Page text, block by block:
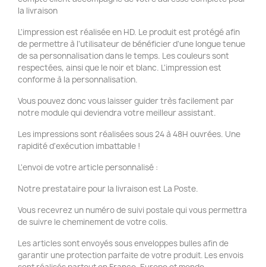
la livraison
L'impression est réalisée en HD. Le produit est protégé afin
de permettre à l'utilisateur de bénéficier d'une longue tenue
de sa personnalisation dans le temps. Les couleurs sont
respectées, ainsi que le noir et blanc. L'impression est
conforme à la personnalisation.
Vous pouvez donc vous laisser guider très facilement par
notre module qui deviendra votre meilleur assistant.
Les impressions sont réalisées sous 24 à 48H ouvrées. Une
rapidité d'exécution imbattable !
L'envoi de votre article personnalisé :
Notre prestataire pour la livraison est La Poste.
Vous recevrez un numéro de suivi postale qui vous permettra
de suivre le cheminement de votre colis.
Les articles sont envoyés sous enveloppes bulles afin de
garantir une protection parfaite de votre produit. Les envois